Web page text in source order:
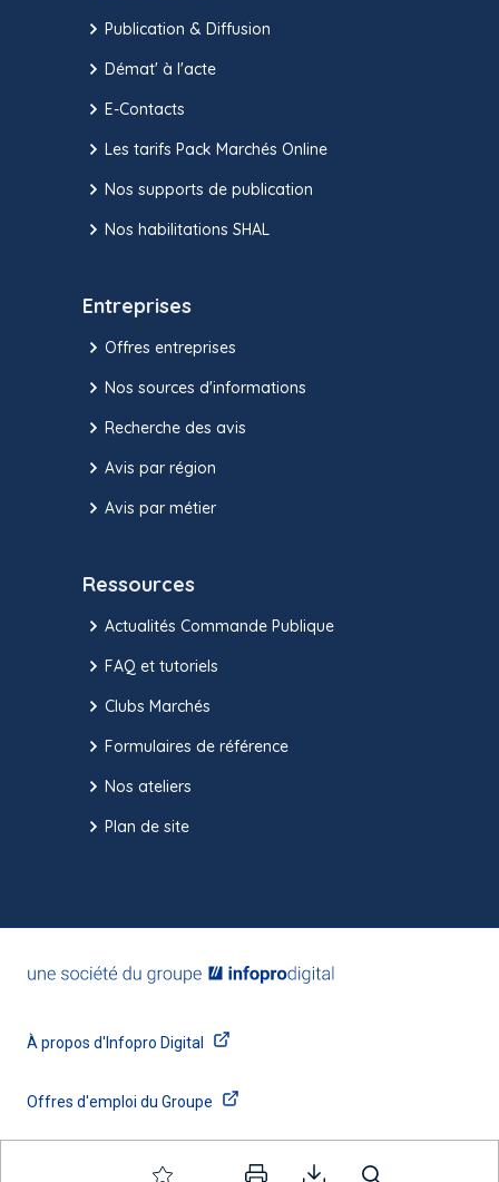
Publication & Diffusion
Démat' à l'acte
E-Contacts
Les tarifs Pack Marchés Online
Nos supports de publication
Nos habilitations SHAL
Entreprises
Offres entreprises
Nos sources d'informations
Recherche des avis
Avis par région
Avis par métier
Ressources
Actualités Commande Publique
FAQ et tutoriels
Clubs Marchés
Formulaires de référence
Nos ateliers
Plan de site